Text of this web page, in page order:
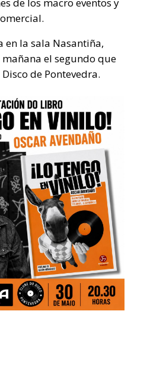
de los macro eventos y
en la sala Nasantiña,
el segundo que
de Pontevedra.